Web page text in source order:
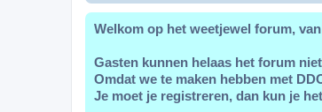
Welkom op het weetjewel forum,
Gasten kunnen helaas het forum
Omdat we te maken hebben met
Je moet je registreren, dan kun je